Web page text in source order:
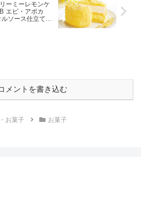
ーミーレモンケ
エビ・アボカ
ソース仕立て
メントを書き込む
お菓子 お菓子